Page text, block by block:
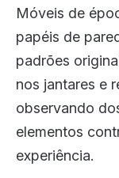
Móveis de
papéis de
padrões
nos jantares e
observando
elementos
experiência.